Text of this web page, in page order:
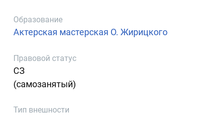
Образование
Актерская мастерская О. Жирицкого
Правовой статус
СЗ
(самозанятый)
Тип внешности